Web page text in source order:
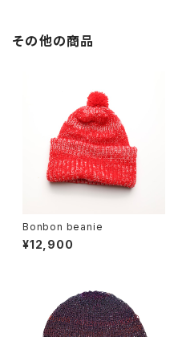
その他の商品
Bonbon beanie
¥12,900